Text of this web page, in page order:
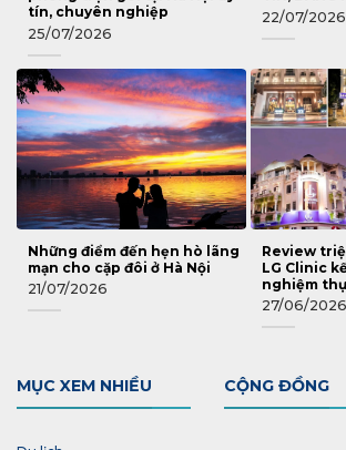
tín, chuyên nghiệp
25/07/2026
22/07/2026
Những điểm đến hẹn hò lãng
mạn cho cặp đôi ở Hà Nội
21/07/2026
Review
LG Clinic
nghiệm
27/06/2026
MỤC XEM NHIỀU CỘNG ĐỒNG